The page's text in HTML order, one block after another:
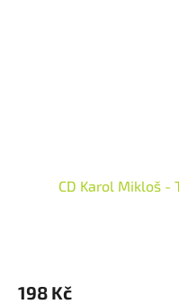
CD Karol Mikloš -
198 Kč